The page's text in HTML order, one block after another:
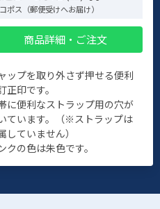
ポス（郵便受けへお届け）
商品詳細・ご注文
ップを取り外さず押せる便利
正印です。
に便利なストラップ用の穴が
ています。（※ストラップは
していません）
クの色は朱色です。